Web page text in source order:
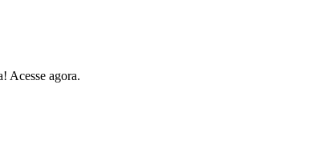
Acesse agora.